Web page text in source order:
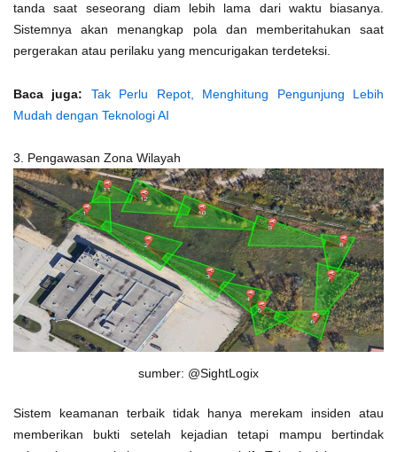
tanda saat seseorang diam lebih lama dari waktu biasanya.
Sistemnya akan menangkap pola dan memberitahukan saat
pergerakan atau perilaku yang mencurigakan terdeteksi.
Baca juga:
Tak Perlu Repot, Menghitung Pengunjung Lebih
Mudah dengan Teknologi AI
3. Pengawasan Zona Wilayah
sumber: @SightLogix
Sistem keamanan terbaik tidak hanya merekam insiden atau
memberikan bukti setelah kejadian tetapi mampu bertindak